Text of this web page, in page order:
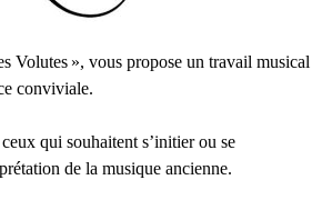
Volutes », vous propose un travail musical
conviviale.
ceux qui souhaitent s’initier ou se
de la musique ancienne.